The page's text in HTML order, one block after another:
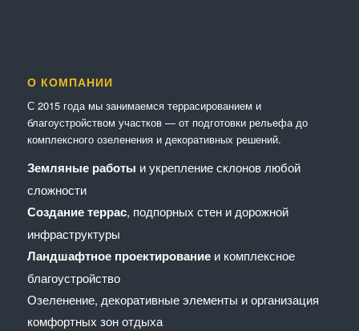
О КОМПАНИИ
С 2015 года мы занимаемся террасированием и
благоустройством участков — от подготовки рельефа до
комплексного озеленения и декоративных решений.
Земляные работы и укрепление склонов любой
сложности
Создание террас, подпорных стен и дорожной
инфраструктуры
Ландшафтное проектированиеи комплексное
благоустройство
Озеленение, декоративные элементы и организация
комфортных зон отдыха